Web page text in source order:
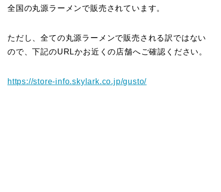
全国の丸源ラーメンで販売されています。
ただし、全ての丸源ラーメンで販売される訳ではない
ので、下記のURLかお近くの店舗へご確認ください。
https://store-info.skylark.co.jp/gusto/